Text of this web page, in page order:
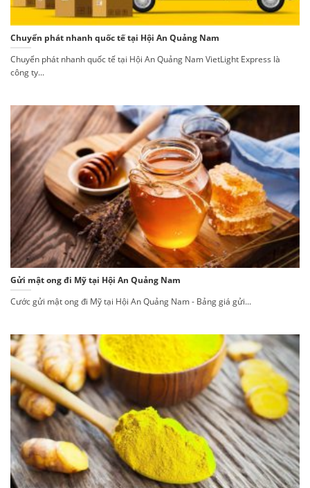
Chuyển phát nhanh quốc tế tại Hội An Quảng Nam
Chuyển phát nhanh quốc tế tại Hội An Quảng Nam VietLight Express là
công ty...
Gửi mật ong đi Mỹ tại Hội An Quảng Nam
Cước gửi mật ong đi Mỹ tại Hội An Quảng Nam - Bảng giá gửi...